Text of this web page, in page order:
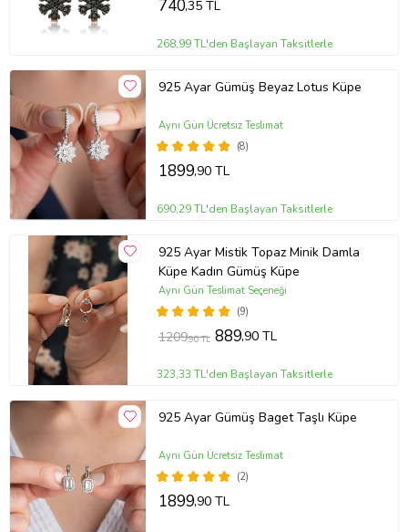
740,35 TL
268,99 TL'den Başlayan Taksitlerle
925 Ayar Gümüş Beyaz Lotus Küpe
(8)
Aynı Gün Ücretsiz Teslimat
1899,90 TL
690,29 TL'den Başlayan Taksitlerle
925 Ayar Mistik Topaz Minik Damla
Küpe Kadın Gümüş Küpe
(9)
Aynı Gün Teslimat Seçeneği
1209,90 TL 889,90 TL
323,33 TL'den Başlayan Taksitlerle
925 Ayar Gümüş Baget Taşlı Küpe
(2)
Aynı Gün Ücretsiz Teslimat
1899,90 TL